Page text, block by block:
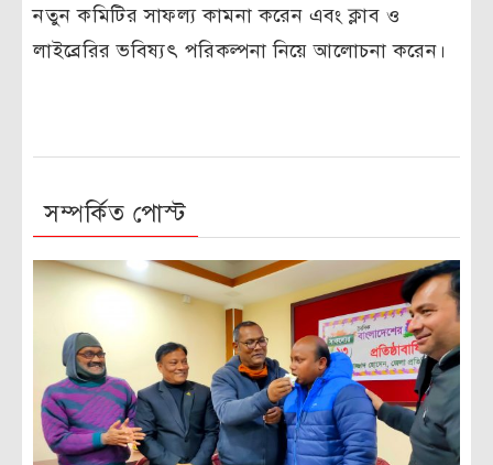
নতুন কমিটির সাফল্য কামনা করেন এবং ক্লাব ও
লাইব্রেরির ভবিষ্যৎ পরিকল্পনা নিয়ে আলোচনা করেন।
সম্পর্কিত পোস্ট